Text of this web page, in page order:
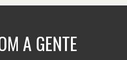
A GENTE